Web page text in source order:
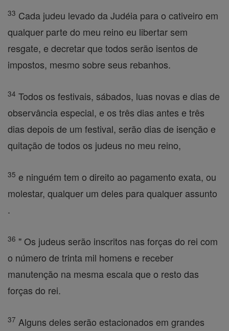
33 Cada judeu levado da Judéia para o cativeiro em
qualquer parte do meu reino eu libertar sem
resgate, e decretar que todos serão isentos de
impostos, mesmo sobre seus rebanhos.
34 Todos os festivais, sábados, luas novas e dias de
observância especial, e os três dias antes e três
dias depois de um festival, serão dias de isenção e
quitação de todos os judeus no meu reino,
35 e ninguém tem o direito ao pagamento exata, ou
molestar, qualquer um deles para qualquer assunto
.
36 " Os judeus serão inscritos nas forças do rei com
o número de trinta mil homens e receber
manutenção na mesma escala que o resto das
forças do rei.
37 Alguns deles serão estacionados em grandes